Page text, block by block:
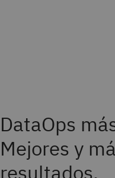
DataOps
Mejores y
resultados.